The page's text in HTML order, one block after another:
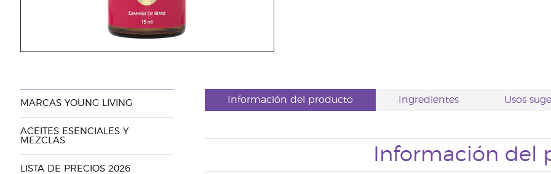
MARCAS YOUNG LIVING
ACEITES ESENCIALES Y
MEZCLAS
LISTA DE PRECIOS 2026
Información del producto Ingredientes Usos
Información del